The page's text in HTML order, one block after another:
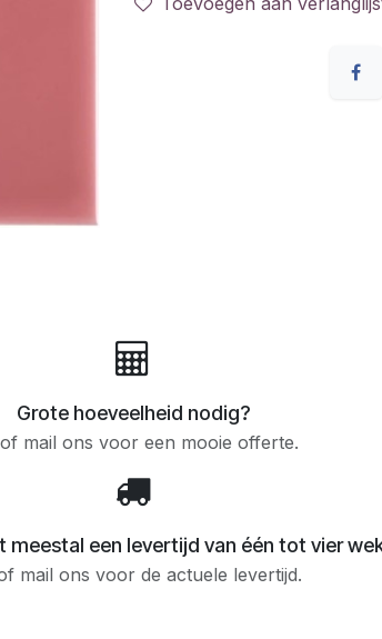
Grote hoeveelheid nodig?
mail ons voor een mooie offerte.
meestal een levertijd van één tot vier
mail ons voor de actuele levertijd.